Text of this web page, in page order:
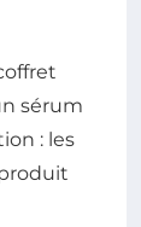
sérum
: les